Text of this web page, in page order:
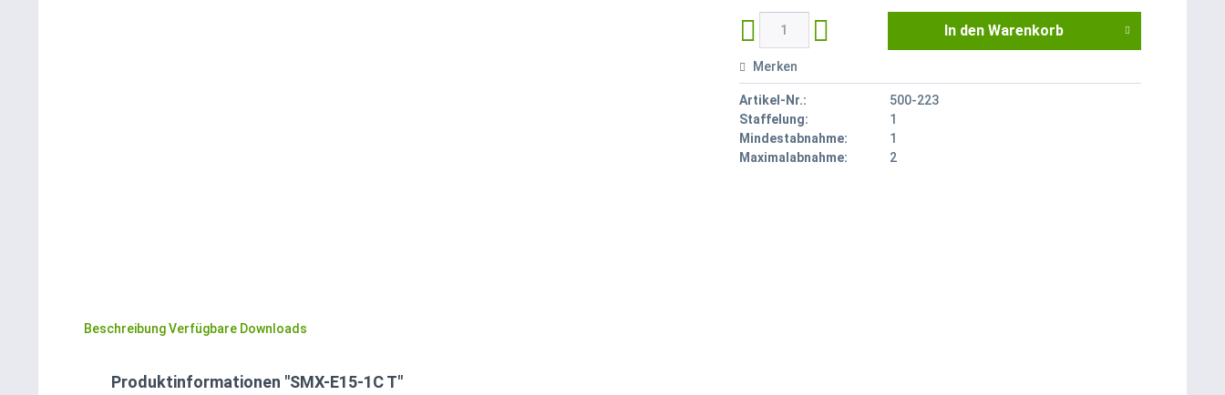
In den Warenkorb
Merken
Artikel-Nr.:
500-223
Staffelung:
1
Mindestabnahme:
1
Maximalabnahme:
2
BeschreibungVerfügbare Downloads
Produktinformationen "SMX-E15-1C T"